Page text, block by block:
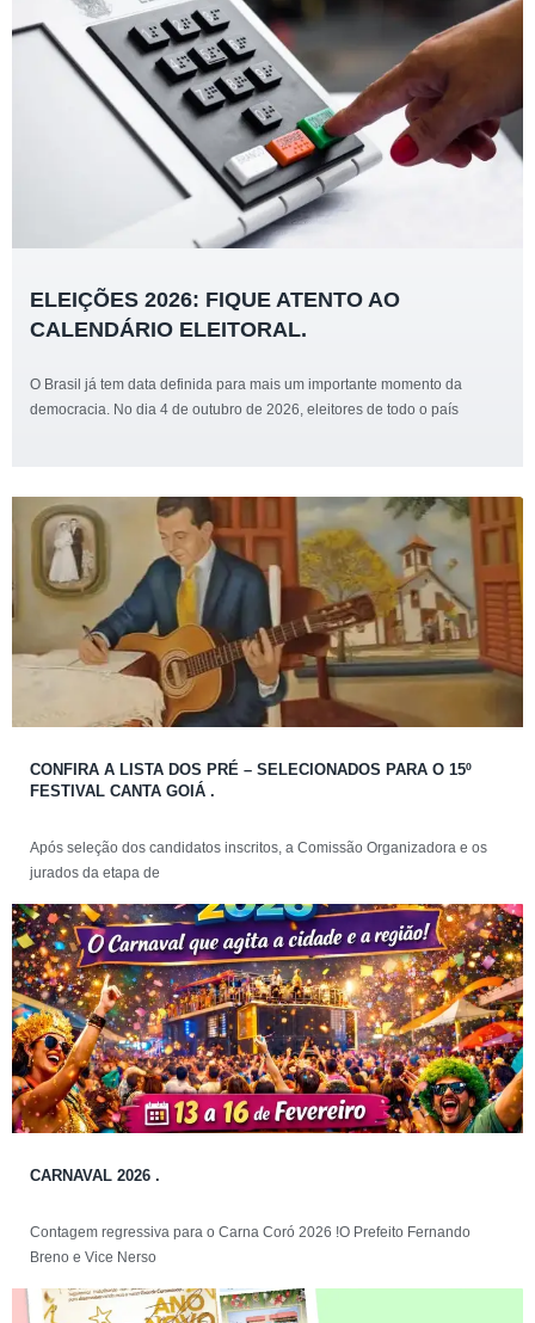
ELEIÇÕES 2026: FIQUE ATENTO AO
CALENDÁRIO ELEITORAL.
O Brasil já tem data definida para mais um importante momento da
democracia. No dia 4 de outubro de 2026, eleitores de todo o país
CONFIRA A LISTA DOS PRÉ – SELECIONADOS PARA O 15º
FESTIVAL CANTA GOIÁ .
Após seleção dos candidatos inscritos, a Comissão Organizadora e os
jurados da etapa de
CARNAVAL 2026 .
Contagem regressiva para o Carna Coró 2026 !O Prefeito Fernando
Breno e Vice Nerso